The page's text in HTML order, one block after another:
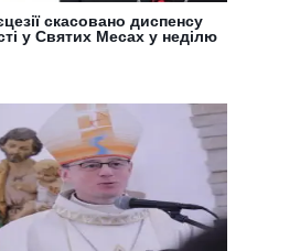
скасовано диспенсу
у Святих Месах у неділю